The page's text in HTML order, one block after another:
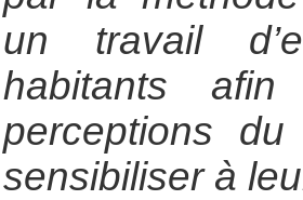
un travail
habitants
perceptions
sensibiliser à